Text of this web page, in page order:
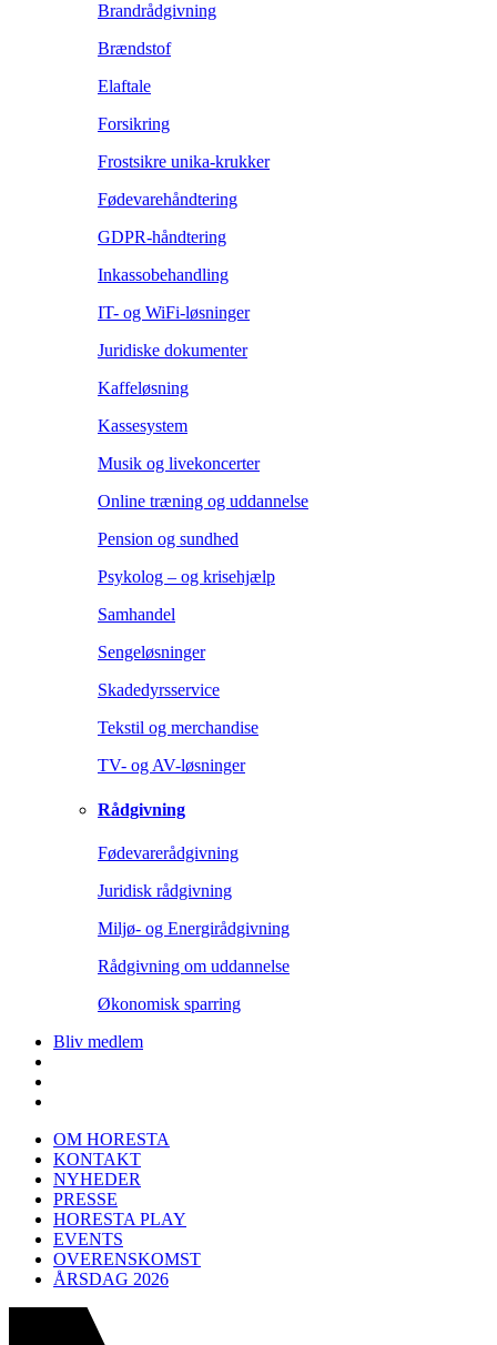
Brandrådgivning
Brændstof
Elaftale
Forsikring
Frostsikre unika-krukker
Fødevarehåndtering
GDPR-håndtering
Inkassobehandling
IT- og WiFi-løsninger
Juridiske dokumenter
Kaffeløsning
Kassesystem
Musik og livekoncerter
Online træning og uddannelse
Pension og sundhed
Psykolog – og krisehjælp
Samhandel
Sengeløsninger
Skadedyrsservice
Tekstil og merchandise
TV- og AV-løsninger
Rådgivning
Fødevarerådgivning
Juridisk rådgivning
Miljø- og Energirådgivning
Rådgivning om uddannelse
Økonomisk sparring
Bliv medlem
OM HORESTA
KONTAKT
NYHEDER
PRESSE
HORESTA PLAY
EVENTS
OVERENSKOMST
ÅRSDAG 2026